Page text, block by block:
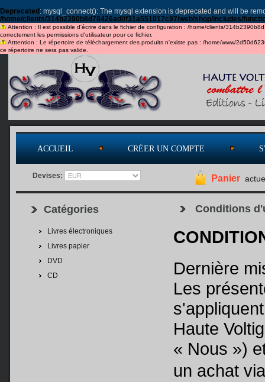
Deprecated : mysql_connect(): The mysql extension is deprecated and will be
/home/clients/314b2390b8d78426ad0f31a551017c97/web/shop/includes/
Attention : Il est possible d'écrire dans le fichier de configuration : /home/clients/
correctement les permissions d'utilisateur pour ce fichier.
Atttention : Le répertoire de téléchargement des produits n'existe pas : /home/www/
ce répertoire ne sera pas valide.
ACCUEIL CRÉER UN COMPTE
Devises: Panier
Catégories
Livres électroniques
Livres papier
DVD
CD
Conditions
Dernière
Les
Haute
« Nous »)
un achat